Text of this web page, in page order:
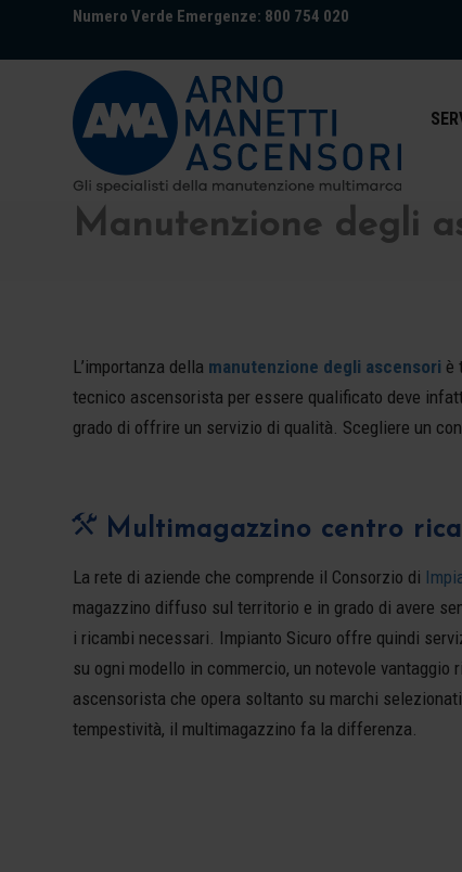
Numero Verde Emergenze: 800 754 020
Manutenzione degli
L’importanza della manutenzione degli ascensori è
tecnico ascensorista per essere qualificato deve
grado di offrire un servizio di qualità. Scegliere un
Multimagazzino centro
La rete di aziende che comprende il Consorzio di
magazzino diffuso sul territorio e in grado di avere
i ricambi necessari. Impianto Sicuro offre quindi
su ogni modello in commercio, un notevole vantaggio
ascensorista che opera soltanto su marchi
tempestività, il multimagazzino fa la differenza.